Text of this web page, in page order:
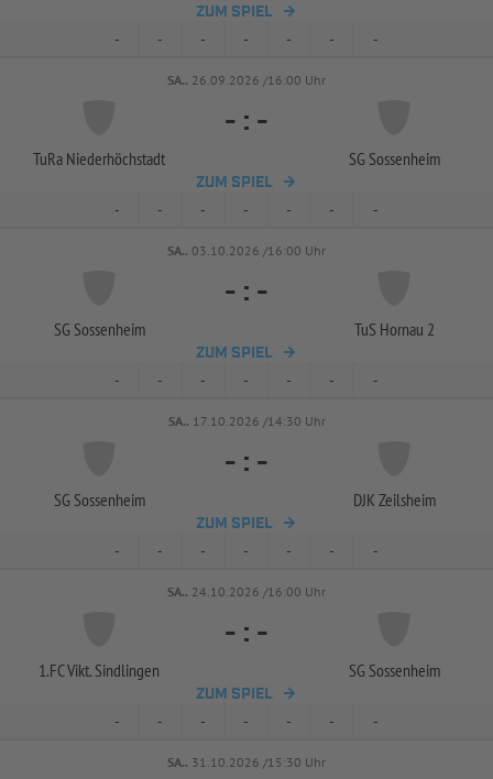
ZUM SPIEL
- - - - - - -
SA.. 26.09.2026 /16:00 Uhr
TuRa Niederhöchstadt
- : -
SG Sossenheim
ZUM SPIEL
- - - - - - -
SA.. 03.10.2026 /16:00 Uhr
SG Sossenheim
- : -
TuS Hornau 2
ZUM SPIEL
- - - - - - -
SA.. 17.10.2026 /14:30 Uhr
SG Sossenheim
- : -
DJK Zeilsheim
ZUM SPIEL
- - - - - - -
SA.. 24.10.2026 /16:00 Uhr
1.FC Vikt. Sindlingen
- : -
SG Sossenheim
ZUM SPIEL
- - - - - - -
SA.. 31.10.2026 /15:30 Uhr